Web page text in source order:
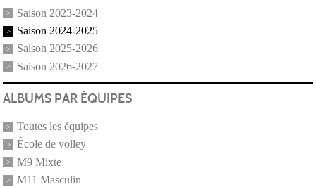
Saison 2023-2024
Saison 2024-2025
Saison 2025-2026
Saison 2026-2027
ALBUMS PAR ÉQUIPES
Toutes les équipes
École de volley
M9 Mixte
M11 Masculin